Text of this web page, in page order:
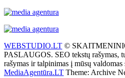
WEBSTUDIO.LT ©
PASLAUGOS. SEO tekstų rašymas,
rašymas ir talpinimas į mūsų valdomas
MediaAgentūra.LT Theme: Archive